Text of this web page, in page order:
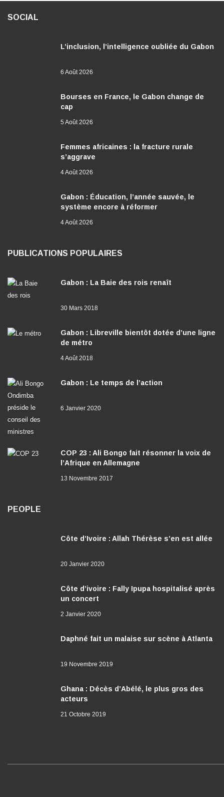
SOCIAL
L’inclusion, l’intelligence oubliée du Gabon
6 Août 2026
Bourses en France, le Gabon change de
cap
5 Août 2026
Femmes africaines : la fracture rurale
s’aggrave
4 Août 2026
Gabon : Éducation, l’année sauvée, le
système encore à réformer
4 Août 2026
PUBLICATIONS POPULAIRES
Gabon : La Baie des rois renaît
30 Mars 2018
Gabon : Libreville bientôt dotée d’une ligne
de métro
4 Août 2018
Gabon : Le temps de l’action
6 Janvier 2020
COP 23 : Ali Bongo fait résonner la voix de
l’Afrique en Allemagne
13 Novembre 2017
PEOPLE
Côte d’Ivoire : Allah Thérèse s’en est allée
20 Janvier 2020
Côte d’ivoire : Fally Ipupa hospitalisé après
un concert
2 Janvier 2020
Daphné fait un malaise sur scène à Atlanta
19 Novembre 2019
Ghana : Décès d’Abélé, le plus gros des
acteurs
21 Octobre 2019